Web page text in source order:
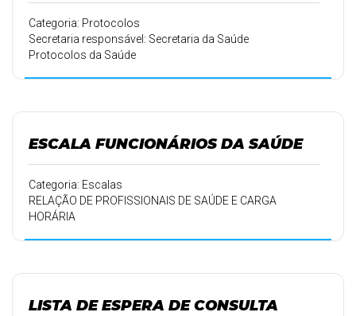
Categoria: Protocolos
Secretaria responsável: Secretaria da Saúde
Protocolos da Saúde
ESCALA FUNCIONÁRIOS DA SAÚDE
Categoria: Escalas
RELAÇÃO DE PROFISSIONAIS DE SAÚDE E CARGA
HORÁRIA
LISTA DE ESPERA DE CONSULTA